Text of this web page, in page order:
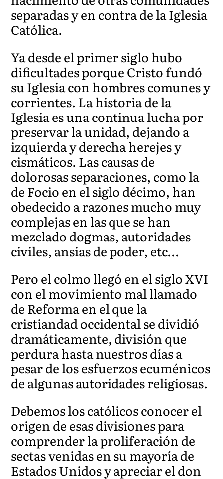
separadas y en contra de la Iglesia
Católica.
Ya desde el primer siglo hubo
dificultades porque Cristo fundó
su Iglesia con hombres comunes y
corrientes. La historia de la
Iglesia es una continua lucha por
preservar la unidad, dejando a
izquierda y derecha herejes y
cismáticos. Las causas de
dolorosas separaciones, como la
de Focio en el siglo décimo, han
obedecido a razones mucho muy
complejas en las que se han
mezclado dogmas, autoridades
civiles, ansias de poder, etc…
Pero el colmo llegó en el siglo XVI
con el movimiento mal llamado
de Reforma en el que la
cristiandad occidental se dividió
dramáticamente, división que
perdura hasta nuestros días a
pesar de los esfuerzos ecuménicos
de algunas autoridades religiosas.
Debemos los católicos conocer el
origen de esas divisiones para
comprender la proliferación de
sectas venidas en su mayoría de
Estados Unidos y apreciar el don